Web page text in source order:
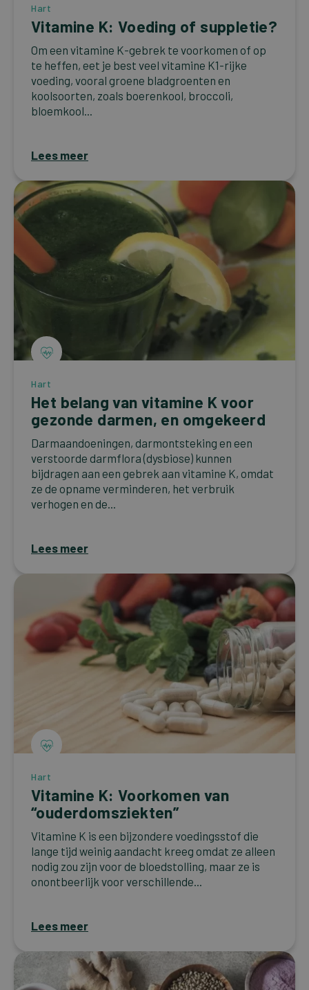
Hart
Vitamine K: Voeding of suppletie?
Om een vitamine K-gebrek te voorkomen of op
te heffen, eet je best veel vitamine K1-rijke
voeding, vooral groene bladgroenten en
koolsoorten, zoals boerenkool, broccoli,
bloemkool...
Lees meer
Hart
Het belang van vitamine K voor
gezonde darmen, en omgekeerd
Darmaandoeningen, darmontsteking en een
verstoorde darmflora (dysbiose) kunnen
bijdragen aan een gebrek aan vitamine K, omdat
ze de opname verminderen, het verbruik
verhogen en de...
Lees meer
Hart
Vitamine K: Voorkomen van
“ouderdomsziekten”
Vitamine K is een bijzondere voedingsstof die
lange tijd weinig aandacht kreeg omdat ze alleen
nodig zou zijn voor de bloedstolling, maar ze is
onontbeerlijk voor verschillende...
Lees meer